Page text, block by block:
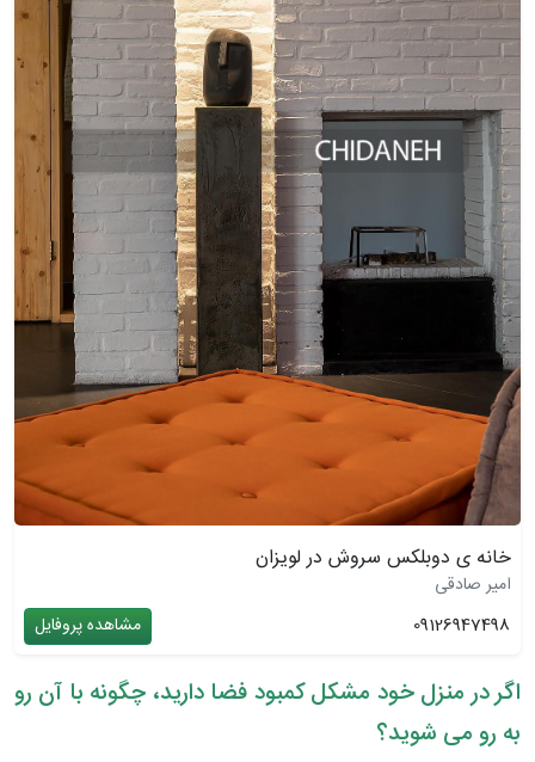
خانه ی دوبلکس سروش در لویزان
امیر صادقی
09126947498
مشاهده پروفایل
اگر در منزل خود مشکل کمبود فضا دارید، چگونه با آن رو
به رو می شوید؟